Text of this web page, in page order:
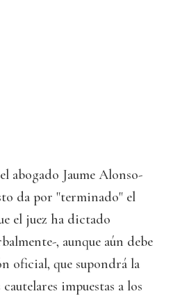
abogado Jaume Alonso-
da por "terminado" el
el juez ha dictado
, aunque aún debe
oficial, que supondrá la
impuestas a los